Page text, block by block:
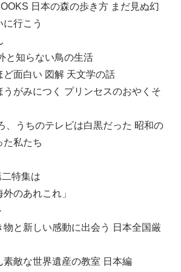
日本の森の歩き方 まだ見ぬ幻
行こう
と知らない鳥の生活
ど面白い 図解 天文学の話
うがみにつく プリンセスのおやくそ
、うちのテレビは白黒だった 昭和の
た私たち
特集は
外のあれこれ」
物と新しい感動に出会う 日本全国厳
素敵な世界遺産の教室 日本編